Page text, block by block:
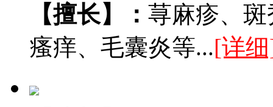
【擅长】： 荨麻疹、
瘙痒、毛囊炎等...[详